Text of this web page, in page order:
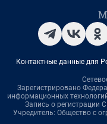
Контактные данные для
Зарегистрировано
информационных
Запись о
Учредитель: Общество с